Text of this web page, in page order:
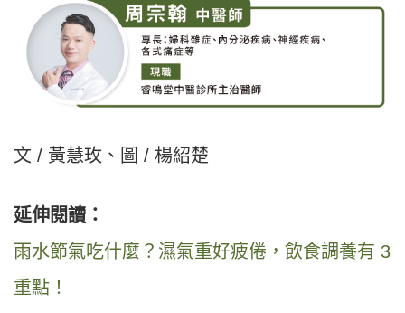
文 / 黃慧玫、圖 / 楊紹楚
延伸閱讀：
雨水節氣吃什麼？濕氣重好疲倦，飲食調養有 3
重點！